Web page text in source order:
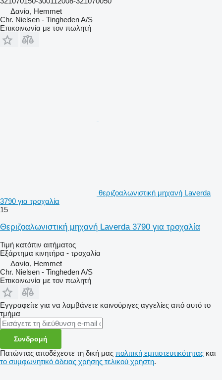
Δανία, Hemmet
Chr. Nielsen - Tingheden A/S
Επικοινωνία με τον πωλητή
θεριζοαλωνιστική μηχανή Laverda
3790 για τροχαλία
15
Θεριζοαλωνιστική μηχανή Laverda 3790 για τροχαλία
Τιμή κατόπιν αιτήματος
Εξάρτημα κινητήρα - τροχαλία
Δανία, Hemmet
Chr. Nielsen - Tingheden A/S
Επικοινωνία με τον πωλητή
Εγγραφείτε για να λαμβάνετε καινούριγες αγγελίες από αυτό το
τμήμα
Συνδρομή
Πατώντας αποδέχεστε τη δική μας πολιτική εμπιστευτικότητας και
το συμφωνητικό άδειας χρήσης τελικού χρήστη.